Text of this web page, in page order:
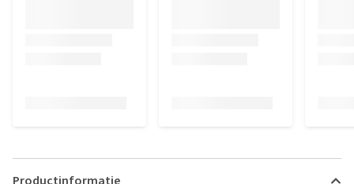
Productinformatie